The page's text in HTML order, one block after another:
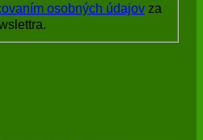
osobných údajov za